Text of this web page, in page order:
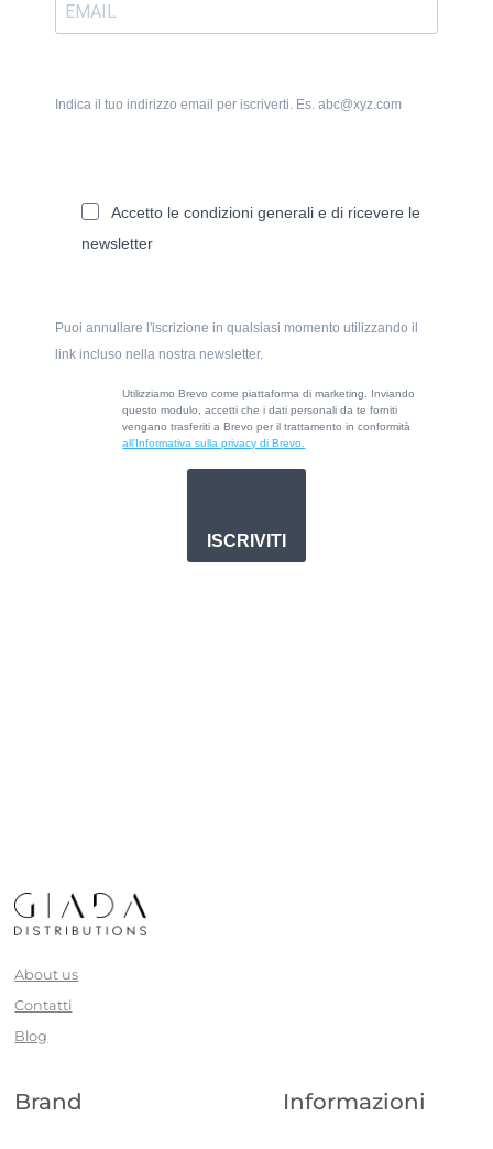
Indica il tuo indirizzo email per iscriverti. Es. abc@xyz.com
Accetto le condizioni generali e di ricevere le
newsletter
Puoi annullare l'iscrizione in qualsiasi momento utilizzando il
link incluso nella nostra newsletter.
Utilizziamo Brevo come piattaforma di marketing. Inviando
questo modulo, accetti che i dati personali da te forniti
vengano trasferiti a Brevo per il trattamento in conformità
all’Informativa sulla privacy di Brevo.
ISCRIVITI
About us
Contatti
Blog
Brand Informazioni